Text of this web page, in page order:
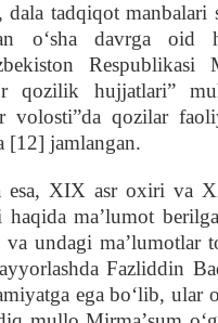
tadqiqot manbalari
oʻsha davrga oid
Respublikasi
qozilik hujjatlari”
volosti”da qozilar
[12] jamlangan.
esa, XIX asr oxiri va
maʼlumot
undagi maʼlumotlar
Fazliddin
ega boʻlib, ular